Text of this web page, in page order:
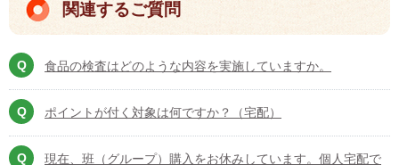
関連するご質問
食品の検査はどのような内容を実施していますか。
ポイントが付く対象は何ですか？（宅配）
現在、班（グループ）購入をお休みしています。個人宅配で